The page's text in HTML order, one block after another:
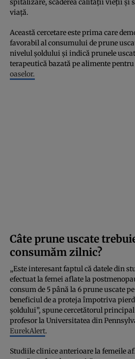
spitalizare, scăderea calității vieții și
viață.
Această cercetare este prima care
favorabil al consumului de prune
nivelul șoldului și indică prunele
terapeutică bazată pe alimente pentru
oaselor.
Câte prune uscate
consumăm zilnic?
„Este interesant faptul că datele din
efectuat la femei aflate la
consum de 5 până la 6 prune uscate
beneficiul de a proteja împotriva
șoldului”, spune cercetătorul principal
profesor la Universitatea din
EurekAlert.
Studiile clinice anterioare la femeile